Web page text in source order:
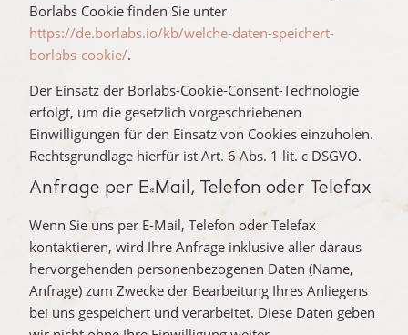
Borlabs Cookie finden Sie unter
https://de.borlabs.io/kb/welche-daten-speichert-
borlabs-cookie/.
Der Einsatz der Borlabs-Cookie-Consent-Technologie
erfolgt, um die gesetzlich vorgeschriebenen
Einwilligungen für den Einsatz von Cookies einzuholen.
Rechtsgrundlage hierfür ist Art. 6 Abs. 1 lit. c DSGVO.
Anfrage per E-Mail, Telefon oder Telefax
Wenn Sie uns per E-Mail, Telefon oder Telefax
kontaktieren, wird Ihre Anfrage inklusive aller daraus
hervorgehenden personenbezogenen Daten (Name,
Anfrage) zum Zwecke der Bearbeitung Ihres Anliegens
bei uns gespeichert und verarbeitet. Diese Daten geben